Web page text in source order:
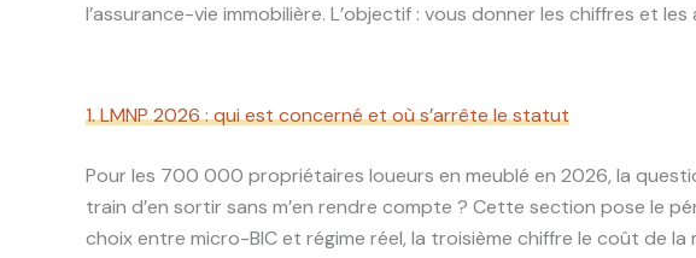
l’assurance-vie immobilière. L’objectif : vous donner les chiffres et
1. LMNP 2026 : qui est concerné et où s’arrête le statut
Pour les 700 000 propriétaires loueurs en meublé en 2026, la
train d’en sortir sans m’en rendre compte ? Cette section pose le
choix entre micro-BIC et régime réel, la troisième chiffre le coût de la